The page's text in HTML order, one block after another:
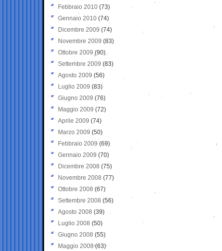
Febbraio 2010 (73)
Gennaio 2010 (74)
Dicembre 2009 (74)
Novembre 2009 (83)
Ottobre 2009 (90)
Settembre 2009 (83)
Agosto 2009 (56)
Luglio 2009 (83)
Giugno 2009 (76)
Maggio 2009 (72)
Aprile 2009 (74)
Marzo 2009 (50)
Febbraio 2009 (69)
Gennaio 2009 (70)
Dicembre 2008 (75)
Novembre 2008 (77)
Ottobre 2008 (67)
Settembre 2008 (56)
Agosto 2008 (39)
Luglio 2008 (50)
Giugno 2008 (55)
Maggio 2008(63)